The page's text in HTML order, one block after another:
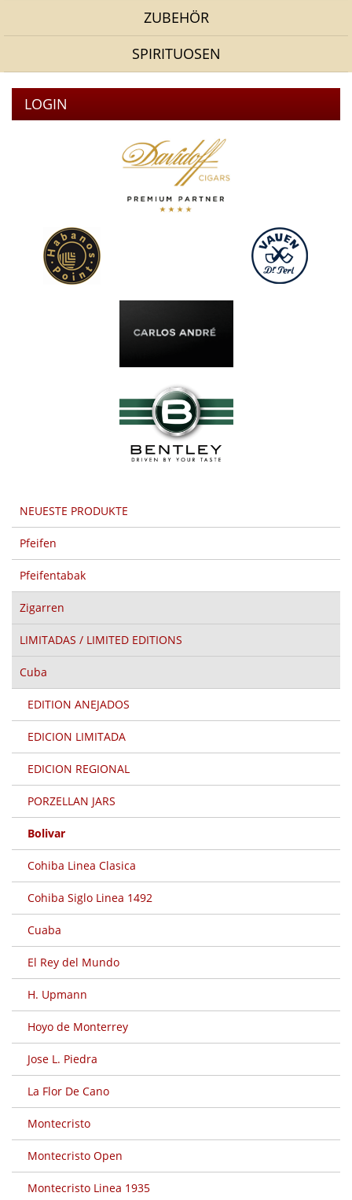
ZUBEHÖR
SPIRITUOSEN
LOGIN
NEUESTE PRODUKTE
Pfeifen
Pfeifentabak
Zigarren
LIMITADAS / LIMITED EDITIONS
Cuba
EDITION ANEJADOS
EDICION LIMITADA
EDICION REGIONAL
PORZELLAN JARS
Bolivar
Cohiba Linea Clasica
Cohiba Siglo Linea 1492
Cuaba
El Rey del Mundo
H. Upmann
Hoyo de Monterrey
Jose L. Piedra
La Flor De Cano
Montecristo
Montecristo Open
Montecristo Linea 1935